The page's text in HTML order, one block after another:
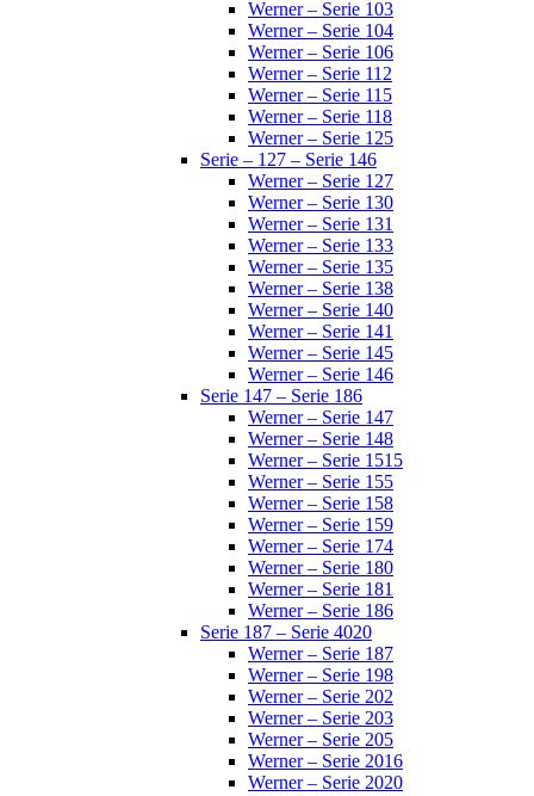
Werner – Serie 103
Werner – Serie 104
Werner – Serie 106
Werner – Serie 112
Werner – Serie 115
Werner – Serie 118
Werner – Serie 125
Serie – 127 – Serie 146
Werner – Serie 127
Werner – Serie 130
Werner – Serie 131
Werner – Serie 133
Werner – Serie 135
Werner – Serie 138
Werner – Serie 140
Werner – Serie 141
Werner – Serie 145
Werner – Serie 146
Serie 147 – Serie 186
Werner – Serie 147
Werner – Serie 148
Werner – Serie 1515
Werner – Serie 155
Werner – Serie 158
Werner – Serie 159
Werner – Serie 174
Werner – Serie 180
Werner – Serie 181
Werner – Serie 186
Serie 187 – Serie 4020
Werner – Serie 187
Werner – Serie 198
Werner – Serie 202
Werner – Serie 203
Werner – Serie 205
Werner – Serie 2016
Werner – Serie 2020